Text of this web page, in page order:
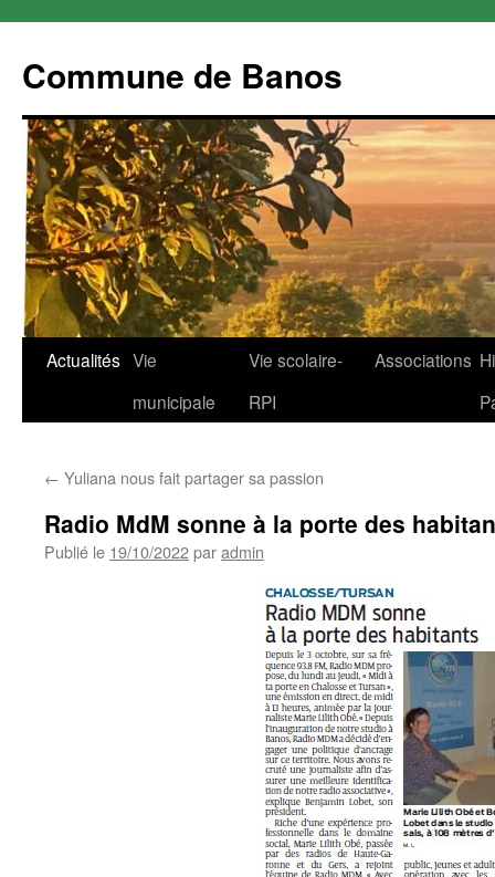
Commune de Banos
Aller
Actualités Vie
municipale
Vie scolaire-
RPI
Associations
← Yuliana nous fait partager sa passion
Radio MdM sonne à la porte des
Publié le 19/10/2022paradmin